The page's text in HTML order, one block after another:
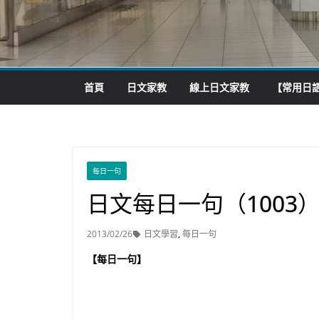
首頁 日文家教 線上日文家教 【常用日
每日一句
日文每日一句（1003）
2013/02/26 日文學習,每日一句
【每日一句】